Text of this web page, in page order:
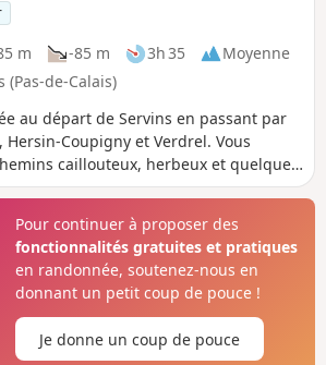
m -85 m 3h 35
Moyenne
(Pas-de-Calais)
au départ de Servins en passant par
Hersin-Coupigny et Verdrel. Vous
caillouteux, herbeux et quelques
de plusieurs points de vue sur la
Pour continuer à proposer des
fonctionnalités gratuites et pratiques
en randonnée, soutenez-nous en
donnant un petit coup de pouce !
Je donne un coup de pouce